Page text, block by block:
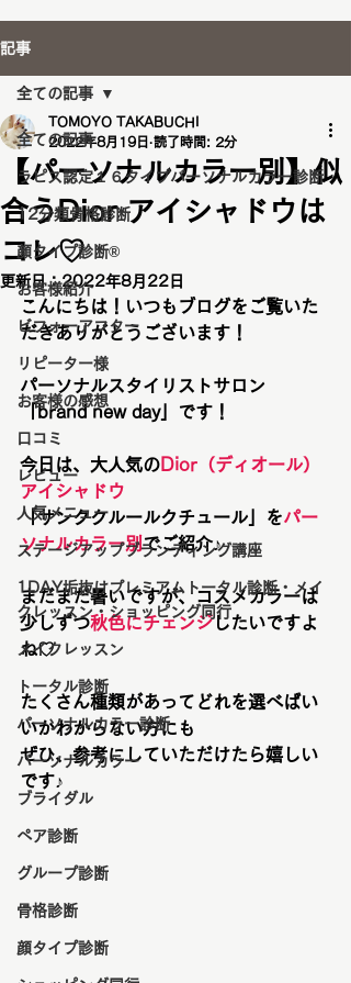
記事
全ての記事
ラピス認定１６タイプパーソナルカラー診断
12分類骨格診断
顔タイプ診断®️
お客様紹介
ビフォーアフター
リピーター様
お客様の感想
口コミ
レビュー
人気メニュー
ステージアップブランディング講座
1DAY垢抜けプレミアムトータル診断・メイ
クレッスン・ショッピング同行
メイクレッスン
トータル診断
パーソナルカラー診断
パーソナルカラー
ブライダル
ペア診断
グループ診断
骨格診断
顔タイプ診断
全ての記事
【パーソナルカラー別】似
合うDior アイシャドウは
コレ♡
TOMOYO TAKABUCHI
2022年8月19日 読了時間: 2分
更新日：2022年8月22日
こんにちは！いつもブログをご覧いた
だきありがとうございます！
パーソナルスタイリストサロン
「brand new day」です！
今日は、大人気のDior（ディオール）
アイシャドウ
「サンククルールクチュール」をパー
ソナルカラー別でご紹介♪
まだまだ暑いですが、コスメカラーは
少しずつ秋色にチェンジしたいですよ
ね♡
たくさん種類があってどれを選べばい
いかわからない方にも
ぜひ、参考にしていただけたら嬉しい
です♪